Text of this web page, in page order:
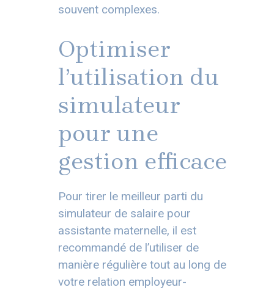
souvent complexes.
Optimiser
l’utilisation du
simulateur
pour une
gestion efficace
Pour tirer le meilleur parti du
simulateur de salaire pour
assistante maternelle, il est
recommandé de l’utiliser de
manière régulière tout au long de
votre relation employeur-